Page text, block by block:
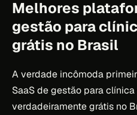
Melhores
gestão para
grátis no Brasil
A verdade incômoda
SaaS de gestão para
verdadeiramente grátis no